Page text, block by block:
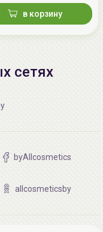
в корзину
сетях
byAllcosmetics
allcosmeticsby